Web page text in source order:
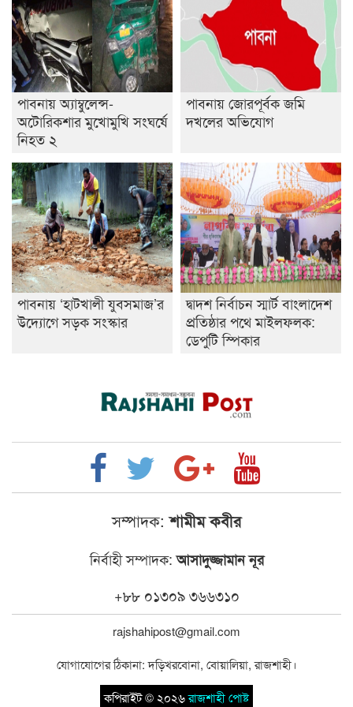
পাবনায় অ্যাম্বুলেন্স-
অটোরিকশার মুখোমুখি সংঘর্ষে
নিহত ২
পাবনায় জোরপূর্বক জমি
দখলের অভিযোগ
পাবনায় ‘হাটখালী যুবসমাজ’র
উদ্যোগে সড়ক সংস্কার
দ্বাদশ নির্বাচন স্মার্ট বাংলাদেশ
প্রতিষ্ঠার পথে মাইলফলক:
ডেপুটি স্পিকার
সম্পাদক: শামীম কবীর
নির্বাহী সম্পাদক:আসাদুজ্জামান নূর
+৮৮ ০১৩০৯ ৩৬৬৩১০
rajshahipost@gmail.com
যোগাযোগের ঠিকানা: দড়িখরবোনা, বোয়ালিয়া, রাজশাহী।
কপিরাইট © ২০২৬রাজশাহী পোষ্ট